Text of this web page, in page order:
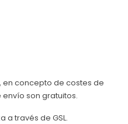
en concepto de costes de
envío son gratuitos.
a través de GSL.